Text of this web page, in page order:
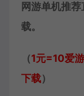
网游单机推
载。
（1元=10爱
下载）